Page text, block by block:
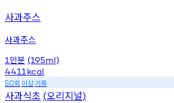
사과주스
사과주스
1 인분 (195ml)
4411 kcal
50회 이상기록
사과식초 (오리지널)